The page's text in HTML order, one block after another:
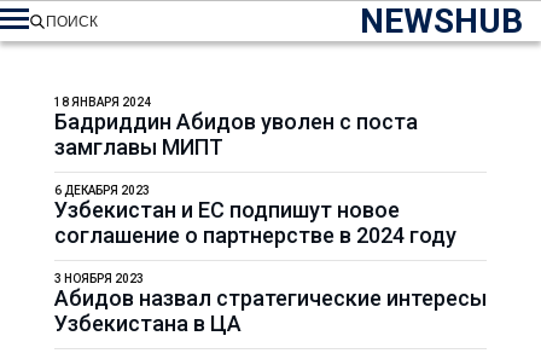
NEWSHUB
ПОИСК
Бадриддин Абидов уволен с поста
замглавы МИПТ
18 ЯНВАРЯ 2024
Узбекистан и ЕС подпишут новое
соглашение о партнерстве в 2024 году
6 ДЕКАБРЯ 2023
Абидов назвал стратегические интересы
Узбекистана в ЦА
3 НОЯБРЯ 2023